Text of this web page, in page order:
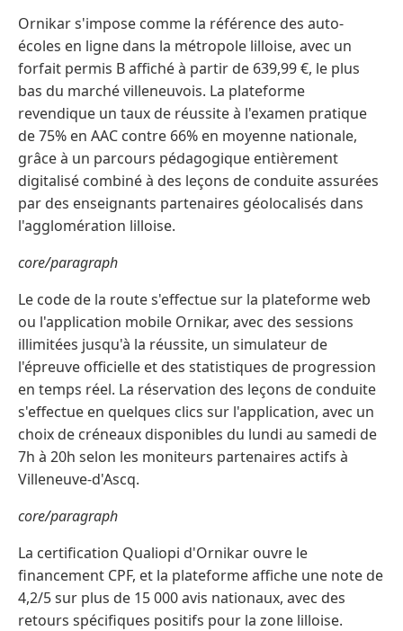
Ornikar s'impose comme la référence des auto-
écoles en ligne dans la métropole lilloise, avec un
forfait permis B affiché à partir de 639,99 €, le plus
bas du marché villeneuvois. La plateforme
revendique un taux de réussite à l'examen pratique
de 75% en AAC contre 66% en moyenne nationale,
grâce à un parcours pédagogique entièrement
digitalisé combiné à des leçons de conduite assurées
par des enseignants partenaires géolocalisés dans
l'agglomération lilloise.
core/paragraph
Le code de la route s'effectue sur la plateforme web
ou l'application mobile Ornikar, avec des sessions
illimitées jusqu'à la réussite, un simulateur de
l'épreuve officielle et des statistiques de progression
en temps réel. La réservation des leçons de conduite
s'effectue en quelques clics sur l'application, avec un
choix de créneaux disponibles du lundi au samedi de
7h à 20h selon les moniteurs partenaires actifs à
Villeneuve-d'Ascq.
core/paragraph
La certification Qualiopi d'Ornikar ouvre le
financement CPF, et la plateforme affiche une note de
4,2/5 sur plus de 15 000 avis nationaux, avec des
retours spécifiques positifs pour la zone lilloise.